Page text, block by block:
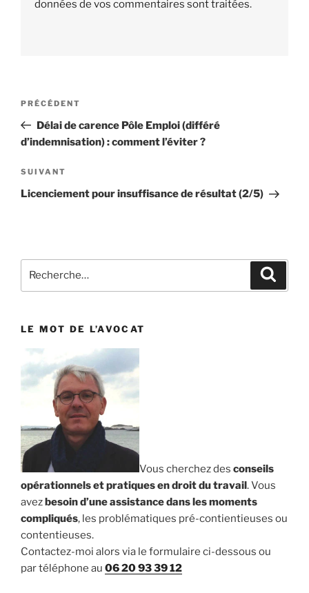
données de vos commentaires sont traitées.
Navigation
l’article
Article
précédent
PRÉCÉDENT
Délai de carence Pôle Emploi (différé
d’indemnisation) : comment l’éviter ?
Article
suivant
SUIVANT
Licenciement pour insuffisance de résultat (2/5)
Recherche
LE MOT DE L’AVOCAT
Vous cherchez des conseils
opérationnels et pratiques en droit du travail. Vous
avezbesoin d’une assistance dans les moments
compliqués, les problématiques pré-contientieuses ou
contentieuses.
Contactez-moi alors via le formulaire ci-dessous ou
par téléphone au 06 20 93 39 12